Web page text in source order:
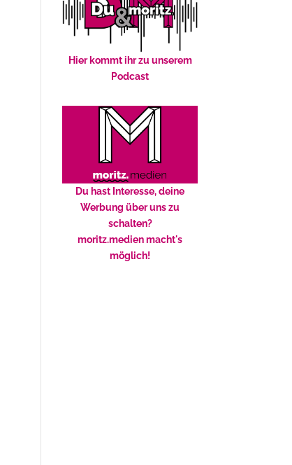
Hier kommt ihr zu unserem
Podcast
Du hast Interesse, deine
Werbung über uns zu
schalten?
moritz.medien macht's
möglich!